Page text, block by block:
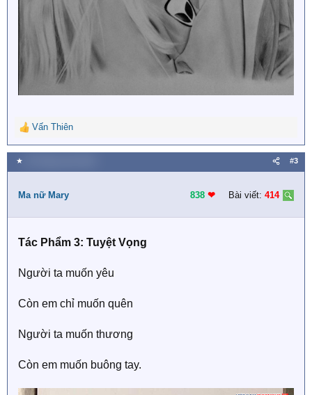
R
e
a
c
i
n
:
Vấn Thiên
★ #3
Ma nữ Mary 838 ❤︎ Bài viết: 414
Tác Phẩm 3: Tuyệt Vọng
Người ta muốn yêu
Còn em chỉ muốn quên
Người ta muốn thương
Còn em muốn buông tay.